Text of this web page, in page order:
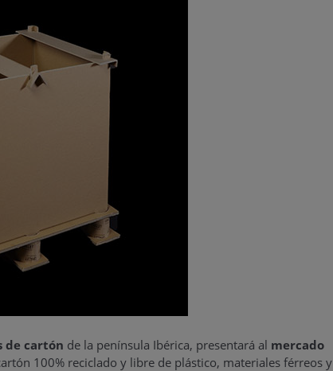
de cartón de la península Ibérica, presentará al mercado
100% reciclado y libre de plástico, materiales férreos y